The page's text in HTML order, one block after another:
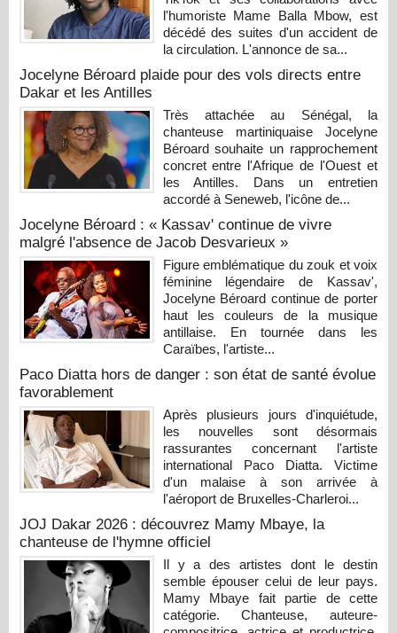
l'humoriste Mame Balla Mbow, est
décédé des suites d'un accident de
la circulation. L'annonce de sa...
Jocelyne Béroard plaide pour des vols directs entre
Dakar et les Antilles
Très attachée au Sénégal, la
chanteuse martiniquaise Jocelyne
Béroard souhaite un rapprochement
concret entre l'Afrique de l'Ouest et
les Antilles. Dans un entretien
accordé à Seneweb, l'icône de...
Jocelyne Béroard : « Kassav' continue de vivre
malgré l'absence de Jacob Desvarieux »
Figure emblématique du zouk et voix
féminine légendaire de Kassav',
Jocelyne Béroard continue de porter
haut les couleurs de la musique
antillaise. En tournée dans les
Caraïbes, l'artiste...
Paco Diatta hors de danger : son état de santé évolue
favorablement
Après plusieurs jours d'inquiétude,
les nouvelles sont désormais
rassurantes concernant l'artiste
international Paco Diatta. Victime
d'un malaise à son arrivée à
l'aéroport de Bruxelles-Charleroi...
JOJ Dakar 2026 : découvrez Mamy Mbaye, la
chanteuse de l'hymne officiel
Il y a des artistes dont le destin
semble épouser celui de leur pays.
Mamy Mbaye fait partie de cette
catégorie. Chanteuse, auteure-